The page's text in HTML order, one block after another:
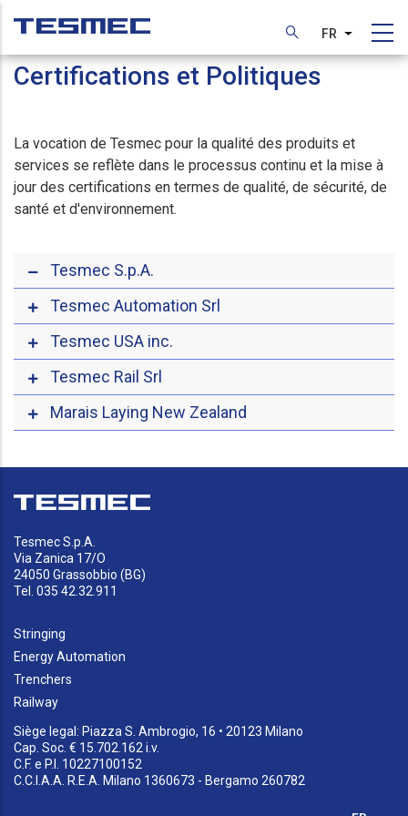
contenu
principal
FR Lister les
Certifications et Politiques
La vocation de Tesmec pour la qualité des produits et
services se reflète dans le processus continu et la mise à
jour des certifications en termes de qualité, de sécurité, de
santé et d'environnement.
Tesmec S.p.A.
Tesmec Automation Srl
Tesmec USA inc.
Tesmec Rail Srl
Marais Laying New Zealand
Tesmec S.p.A.
Via Zanica 17/O
24050 Grassobbio (BG)
Tel. 035 42.32.911
Stringing
Energy Automation
Trenchers
Railway
Siège legal: Piazza S. Ambrogio, 16 • 20123 Milano
Cap. Soc. € 15.702.162 i.v.
C.F. e P.I. 10227100152
C.C.I.A.A. R.E.A. Milano 1360673 - Bergamo 260782